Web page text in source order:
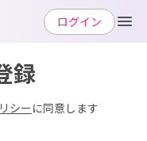
録
シーに同意します
ログイン